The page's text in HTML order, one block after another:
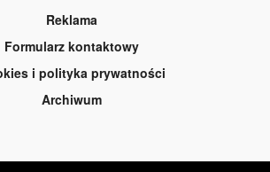
Reklama
Formularz kontaktowy
i polityka prywatności
Archiwum